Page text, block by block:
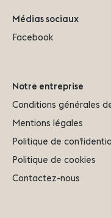
Médias sociaux
Facebook
Notre entreprise
Conditions générales
Mentions légales
Politique de
Politique de cookies
Contactez-nous